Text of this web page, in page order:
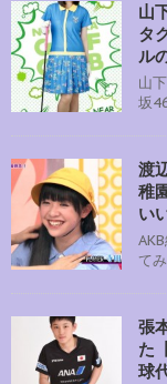
山
タ
ル
山
坂
渡
稚
い
て
張
た
球